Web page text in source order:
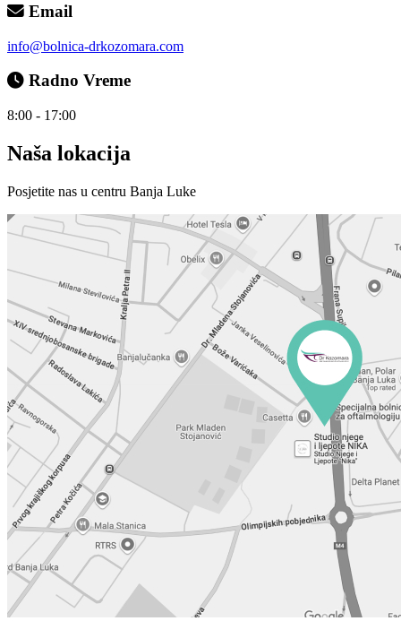
Email
info@bolnica-drkozomara.com
Radno Vreme
8:00 - 17:00
Naša lokacija
Posjetite nas u centru Banja Luke